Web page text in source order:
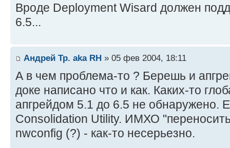
Вроде Deployment Wisard должен
6.5...
Андрей Тр. aka RH » 05 фев 2004, 18:11
А в чем проблема-то ? Берешь и
доке написано что и как. Каких-то
апгрейдом 5.1 до 6.5 не обнаружено.
Consolidation Utility. ИМХО
nwconfig (?) - как-то несерьезно.